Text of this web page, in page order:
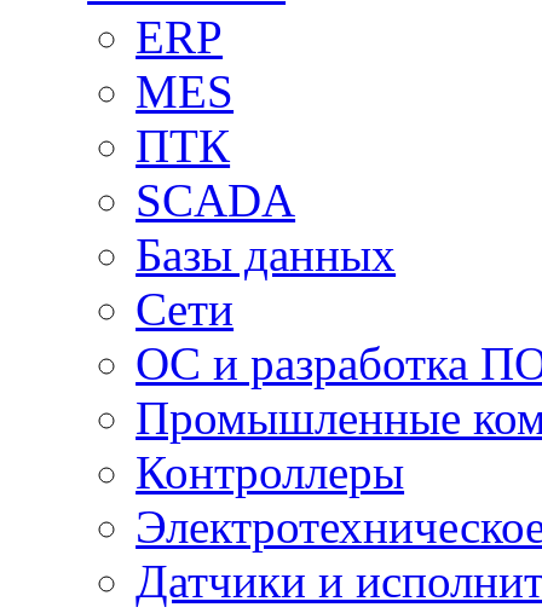
ERP
MES
ПТК
SCADA
Базы данных
Сети
ОС и разработка
Промышленные
Контроллеры
Датчики и